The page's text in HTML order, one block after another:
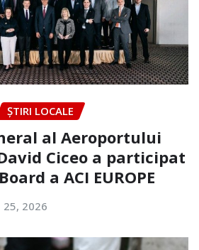
ȘTIRI LOCALE
al Aeroportului
Ciceo a participat
a ACI EUROPE
25, 2026